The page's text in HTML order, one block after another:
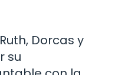
Dorcas y
su